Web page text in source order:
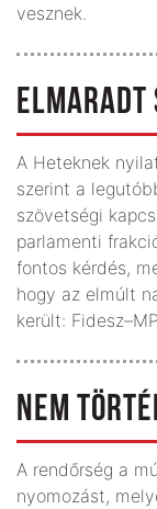
vesznek.
ELMARADT
A Heteknek
szerint a
szövetségi
parlamenti
fontos kérdés,
hogy az elmúlt
került:
NEM
A rendőrség a
nyomozást,